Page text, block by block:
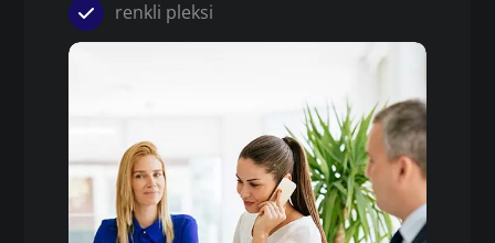
renkli pleksi
5 mm pleksi levha fiyatları
Pleksi Masa
İstanbul Pleksi